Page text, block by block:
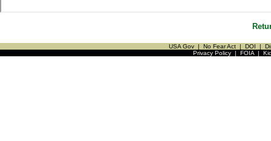
USA Gov | No Fear Act | DOI |
Privacy Policy| FOIA|